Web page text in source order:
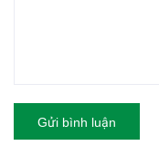
Gửi bình luận